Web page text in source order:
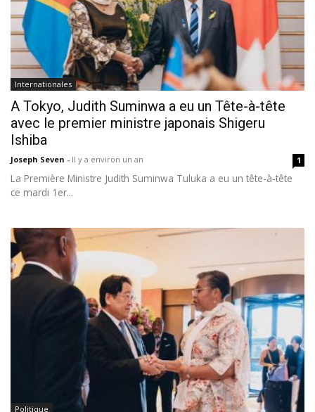
Internationales
A Tokyo, Judith Suminwa a eu un Tête-à-tête
avec le premier ministre japonais Shigeru
Ishiba
Joseph Seven - Il y a environ un an 1
La Première Ministre Judith Suminwa Tuluka a eu un tête-à-tête
ce mardi 1er...
Politique